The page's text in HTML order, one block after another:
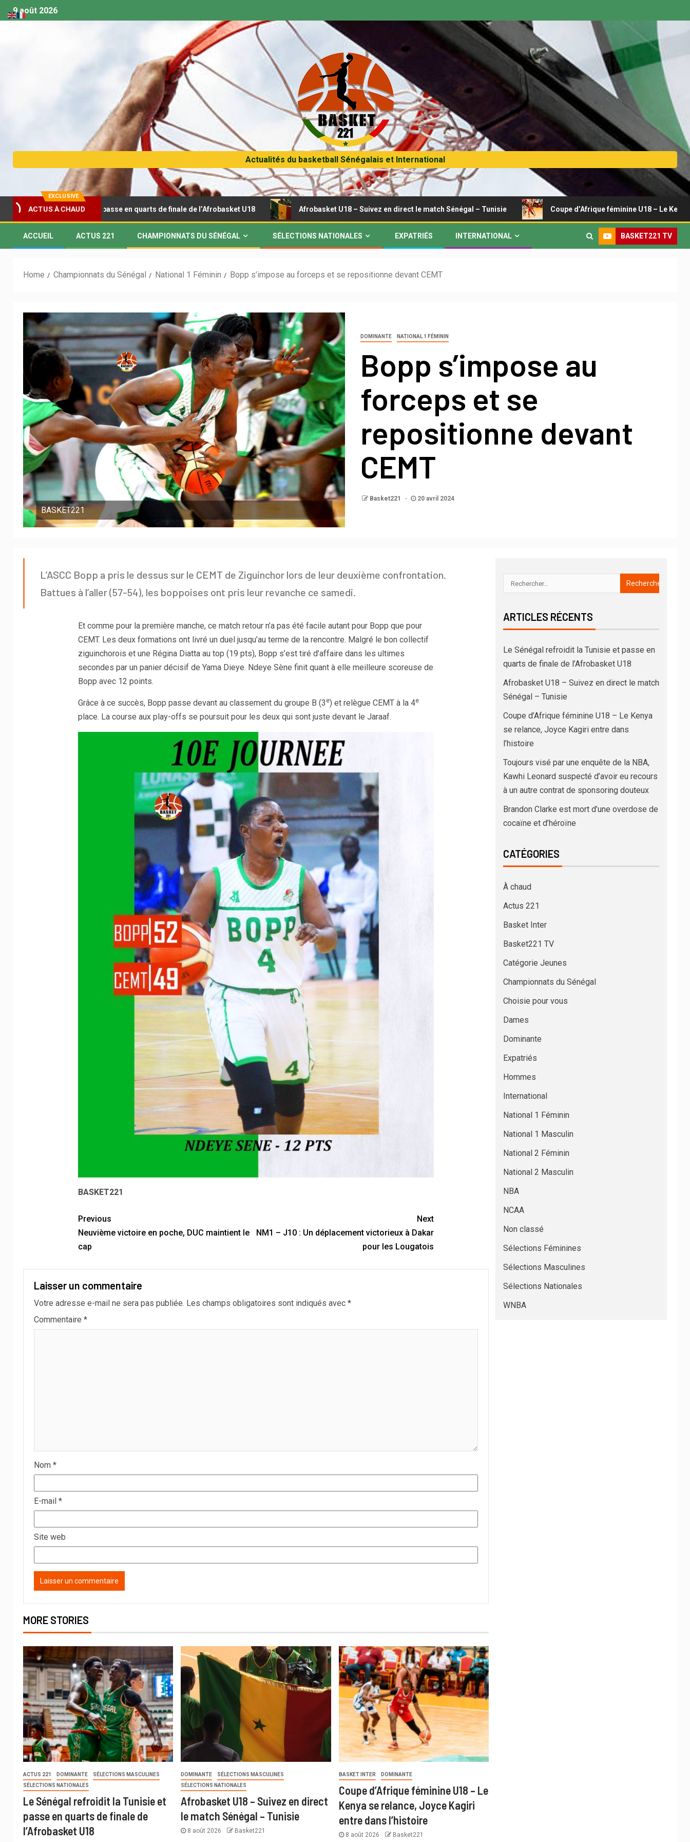
9 août 2026
Actualités du basketball Sénégalais et International
EXCLUSIVE
ACTUS À CHAUD
la Tunisie et passe en quarts de finale de l’Afrobasket U18 Afrobasket U18 – Suivez en direct le match Sénégal – Tunisie Coupe d’Afrique féminine U18 – Le Kenya se relance,
ACCUEIL ACTUS 221 CHAMPIONNATS DU SÉNÉGAL SÉLECTIONS NATIONALES EXPATRIÉS INTERNATIONAL BASKET221 TV
Home Championnats du Sénégal National 1 Féminin Bopp s’impose au forceps et se repositionne devant CEMT
BASKET221
DOMINANTE NATIONAL 1 FÉMININ
Bopp s’impose au
forceps et se
repositionne devant
CEMT
Basket221 20 avril 2024
L’ASCC Bopp a pris le dessus sur le CEMT de Ziguinchor lors de leur deuxième confrontation.
Battues à l’aller (57-54), les boppoises ont pris leur revanche ce samedi.
Et comme pour la première manche, ce match retour n’a pas été facile autant pour Bopp que pour
CEMT. Les deux formations ont livré un duel jusqu’au terme de la rencontre. Malgré le bon collectif
ziguinchorois et une Régina Diatta au top (19 pts), Bopp s’est tiré d’affaire dans les ultimes
secondes par un panier décisif de Yama Dieye. Ndeye Sène finit quant à elle meilleure scoreuse de
Bopp avec 12 points.
Grâce à ce succès, Bopp passe devant au classement du groupe B (3 e) et relègue CEMT à la 4e
place. La course aux play-offs se poursuit pour les deux qui sont juste devant le Jaraaf.
BASKET221
Previous
Neuvième victoire en poche, DUC maintient le
cap
Next
NM1 – J10 : Un déplacement victorieux à Dakar
pour les Lougatois
Laisser un commentaire
Votre adresse e-mail ne sera pas publiée. Les champs obligatoires sont indiqués avec *
Commentaire *
Nom *
E-mail *
Site web
MORE STORIES
ACTUS 221 DOMINANTE
SÉLECTIONS MASCULINES
SÉLECTIONS NATIONALES
Le Sénégal refroidit la Tunisie et
passe en quarts de finale de
l’Afrobasket U18
DOMINANTE
SÉLECTIONS MASCULINES
SÉLECTIONS NATIONALES
Afrobasket U18 – Suivez en direct
le match Sénégal – Tunisie
8 août 2026 Basket221
BASKET INTER DOMINANTE
Coupe d’Afrique féminine U18 – Le
Kenya se relance, Joyce Kagiri
entre dans l’histoire
8 août 2026 Basket221
ARTICLES RÉCENTS
Le Sénégal refroidit la Tunisie et passe en
quarts de finale de l’Afrobasket U18
Afrobasket U18 – Suivez en direct le match
Sénégal – Tunisie
Coupe d’Afrique féminine U18 – Le Kenya
se relance, Joyce Kagiri entre dans
l’histoire
Toujours visé par une enquête de la NBA,
Kawhi Leonard suspecté d’avoir eu recours
à un autre contrat de sponsoring douteux
Brandon Clarke est mort d’une overdose de
cocaïne et d’héroïne
CATÉGORIES
À chaud
Actus 221
Basket Inter
Basket221 TV
Catégorie Jeunes
Championnats du Sénégal
Choisie pour vous
Dames
Dominante
Expatriés
Hommes
International
National 1 Féminin
National 1 Masculin
National 2 Féminin
National 2 Masculin
NBA
NCAA
Non classé
Sélections Féminines
Sélections Masculines
Sélections Nationales
WNBA